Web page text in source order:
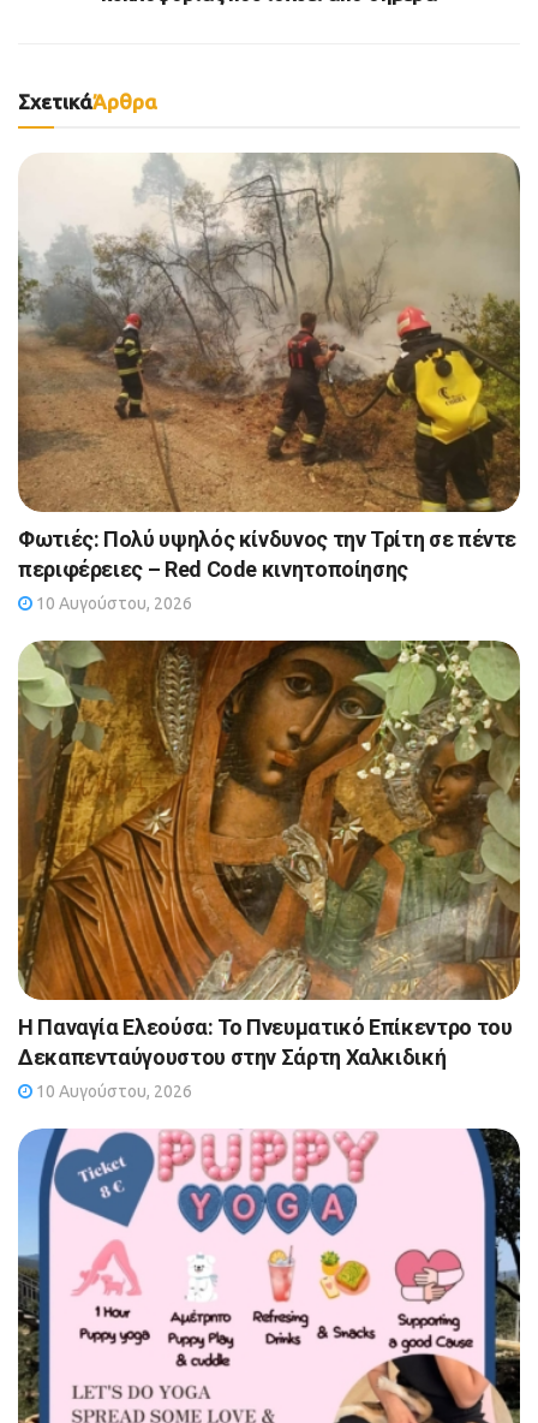
ΣχετικάΆρθρα
Φωτιές: Πολύ υψηλός κίνδυνος την Τρίτη σε πέντε
περιφέρειες – Red Code κινητοποίησης
10 Αυγούστου, 2026
Η Παναγία Ελεούσα: Το Πνευματικό Επίκεντρο του
Δεκαπενταύγουστου στην Σάρτη Χαλκιδική
10 Αυγούστου, 2026